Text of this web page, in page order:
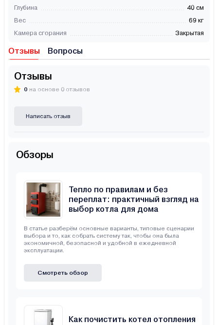
Глубина
40 см
Вес
69 кг
Камера сгорания
Закрытая
Отзывы Вопросы
Отзывы
0 на основе 0 отзывов
Написать отзыв
Обзоры
Тепло по правилам и без
переплат: практичный взгляд на
выбор котла для дома
В статье разберём основные варианты, типовые сценарии
выбора и то, как собрать систему так, чтобы она была
экономичной, безопасной и удобной в ежедневной
эксплуатации.
Смотреть обзор
Как почистить котел отопления